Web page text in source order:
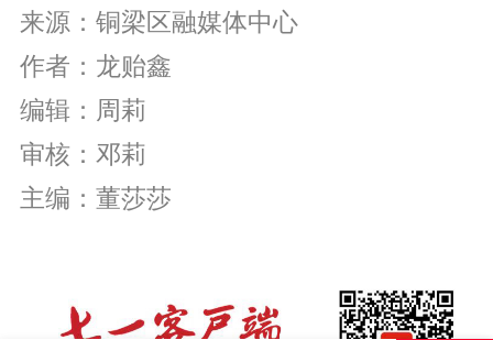
来源：铜梁区融媒体中心
作者：龙贻鑫
编辑：周莉
审核：邓莉
主编：董莎莎